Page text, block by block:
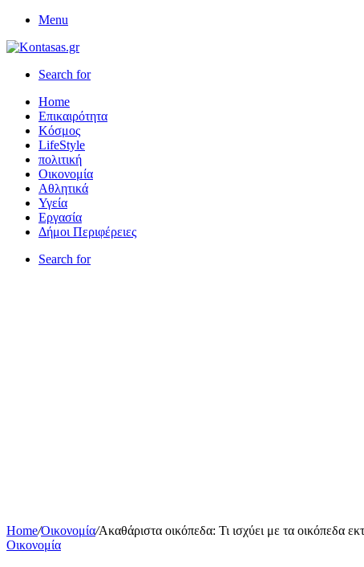
Menu
Search for
Home
Επικαιρότητα
Κόσμος
LifeStyle
πολιτική
Οικονομία
Αθλητικά
Υγεία
Εργασία
Δήμοι Περιφέρειες
Search for
Home/Οικονομία/Ακαθάριστα οικόπεδα: Τι ισχύει με τα οικόπεδα
Οικονομία